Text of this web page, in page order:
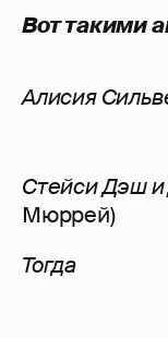
Вот такими
Алисия
Стейси Дэш
Мюррей)
Тогда